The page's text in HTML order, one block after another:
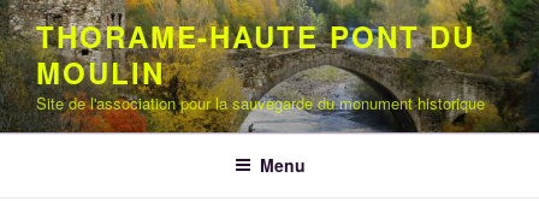
Aller
au
contenu
principal
THORAME-HAUTE PONT DU
MOULIN
Site de l'association pour la sauvegarde du monument historique
Menu